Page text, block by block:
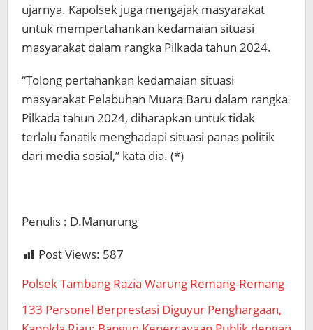
ujarnya. Kapolsek juga mengajak masyarakat
untuk mempertahankan kedamaian situasi
masyarakat dalam rangka Pilkada tahun 2024.
“Tolong pertahankan kedamaian situasi
masyarakat Pelabuhan Muara Baru dalam rangka
Pilkada tahun 2024, diharapkan untuk tidak
terlalu fanatik menghadapi situasi panas politik
dari media sosial,” kata dia. (*)
Penulis : D.Manurung
Post Views: 587
Polsek Tambang Razia Warung Remang-Remang
133 Personel Berprestasi Diguyur Penghargaan,